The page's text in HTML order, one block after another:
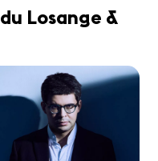
Losange &